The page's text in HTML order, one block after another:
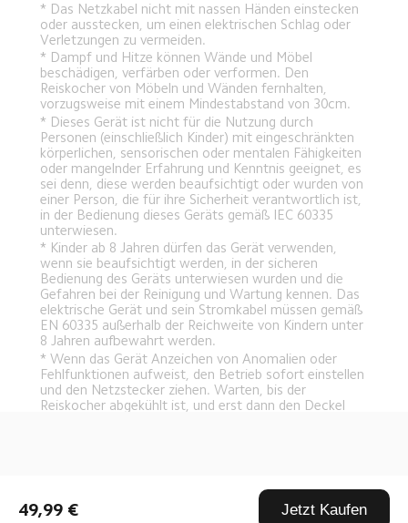
49,99 € Jetzt Kaufen
* Das Netzkabel nicht mit nassen Händen einstecken
oder ausstecken, um einen elektrischen Schlag oder
Verletzungen zu vermeiden.
* Dampf und Hitze können Wände und Möbel
beschädigen, verfärben oder verformen. Den
Reiskocher von Möbeln und Wänden fernhalten,
vorzugsweise mit einem Mindestabstand von 30cm.
* Dieses Gerät ist nicht für die Nutzung durch
Personen (einschließlich Kinder) mit eingeschränkten
körperlichen, sensorischen oder mentalen Fähigkeiten
oder mangelnder Erfahrung und Kenntnis geeignet, es
sei denn, diese werden beaufsichtigt oder wurden von
einer Person, die für ihre Sicherheit verantwortlich ist,
in der Bedienung dieses Geräts gemäß IEC 60335
unterwiesen.
* Kinder ab 8 Jahren dürfen das Gerät verwenden,
wenn sie beaufsichtigt werden, in der sicheren
Bedienung des Geräts unterwiesen wurden und die
Gefahren bei der Reinigung und Wartung kennen. Das
elektrische Gerät und sein Stromkabel müssen gemäß
EN 60335 außerhalb der Reichweite von Kindern unter
8 Jahren aufbewahrt werden.
* Wenn das Gerät Anzeichen von Anomalien oder
Fehlfunktionen aufweist, den Betrieb sofort einstellen
und den Netzstecker ziehen. Warten, bis der
Reiskocher abgekühlt ist, und erst dann den Deckel
Anzeichen für eine Fehlfunktion oder Störung
entdeckst, um Feuer, Stromschläge und Verletzungen